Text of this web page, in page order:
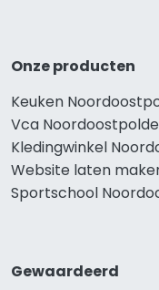
Onze producten
Keuken
Vca
Kledingwinkel
Website laten
Sportschool
Gewaardeerd